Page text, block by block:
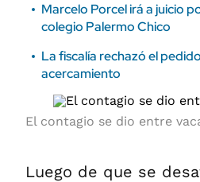
Marcelo Porcel irá a juicio
colegio Palermo Chico
La fiscalía rechazó el
acercamiento
El contagio se dio entre
Luego de que se